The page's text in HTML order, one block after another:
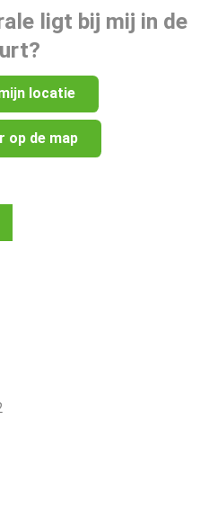
ligt bij mij in de
locatie
op de map